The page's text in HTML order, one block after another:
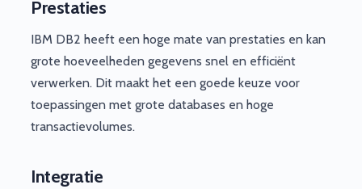
Prestaties
IBM DB2 heeft een hoge mate van prestaties en kan
grote hoeveelheden gegevens snel en efficiënt
verwerken. Dit maakt het een goede keuze voor
toepassingen met grote databases en hoge
transactievolumes.
Integratie